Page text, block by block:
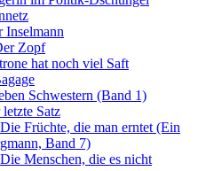
Inselmann
Zopf
hat noch viel Saft
Schwestern (Band 1)
Satz
Früchte, die man erntet (Ein
Band 7)
Menschen, die es nicht